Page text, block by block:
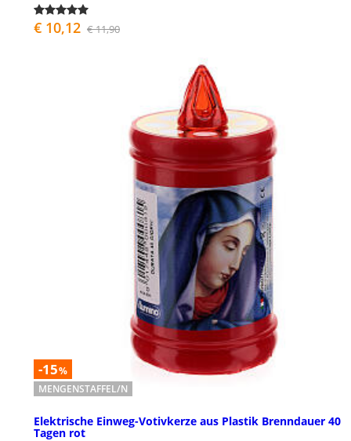
€ 10,12 € 11,90
-15%
MENGENSTAFFEL/N
Elektrische Einweg-Votivkerze aus Plastik Brenndauer 40
Tagen rot